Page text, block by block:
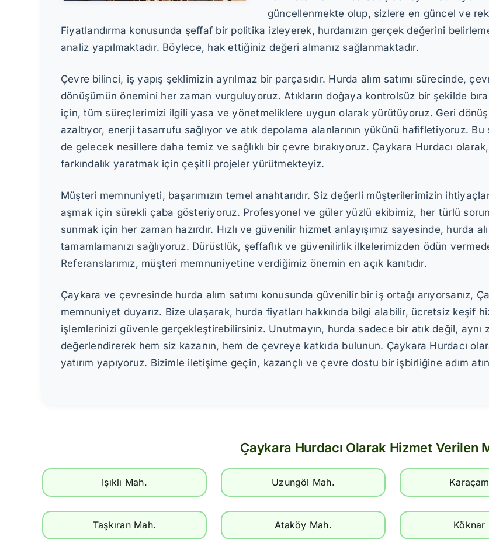
güncellenmekte olup, sizlere en güncel ve
Fiyatlandırma konusunda şeffaf bir politika izleyerek, hurdanızın gerçek değerini
analiz yapılmaktadır. Böylece, hak ettiğiniz değeri almanız sağlanmaktadır.
Çevre bilinci, iş yapış şeklimizin ayrılmaz bir parçasıdır. Hurda alım satımı sürecinde,
dönüşümün önemini her zaman vurguluyoruz. Atıkların doğaya kontrolsüz bir şekilde
için, tüm süreçlerimizi ilgili yasa ve yönetmeliklere uygun olarak yürütüyoruz. Geri
azaltıyor, enerji tasarrufu sağlıyor ve atık depolama alanlarının yükünü hafifletiyoruz.
de gelecek nesillere daha temiz ve sağlıklı bir çevre bırakıyoruz. Çaykara Hurdacı
farkındalık yaratmak için çeşitli projeler yürütmekteyiz.
Müşteri memnuniyeti, başarımızın temel anahtarıdır. Siz değerli müşterilerimizin
aşmak için sürekli çaba gösteriyoruz. Profesyonel ve güler yüzlü ekibimiz, her türlü
sunmak için her zaman hazırdır. Hızlı ve güvenilir hizmet anlayışımız sayesinde, hurda
tamamlamanızı sağlıyoruz. Dürüstlük, şeffaflık ve güvenilirlik ilkelerimizden ödün
Referanslarımız, müşteri memnuniyetine verdiğimiz önemin en açık kanıtıdır.
Çaykara ve çevresinde hurda alım satımı konusunda güvenilir bir iş ortağı arıyorsanız,
memnuniyet duyarız. Bize ulaşarak, hurda fiyatları hakkında bilgi alabilir, ücretsiz keşif
işlemlerinizi güvenle gerçekleştirebilirsiniz. Unutmayın, hurda sadece bir atık değil, aynı
değerlendirerek hem siz kazanın, hem de çevreye katkıda bulunun. Çaykara Hurdacı
yatırım yapıyoruz. Bizimle iletişime geçin, kazançlı ve çevre dostu bir işbirliğine adım
Çaykara Hurdacı Olarak Hizmet Verilen
Işıklı Mah. Uzungöl Mah.
Taşkıran Mah. Ataköy Mah. Köknar